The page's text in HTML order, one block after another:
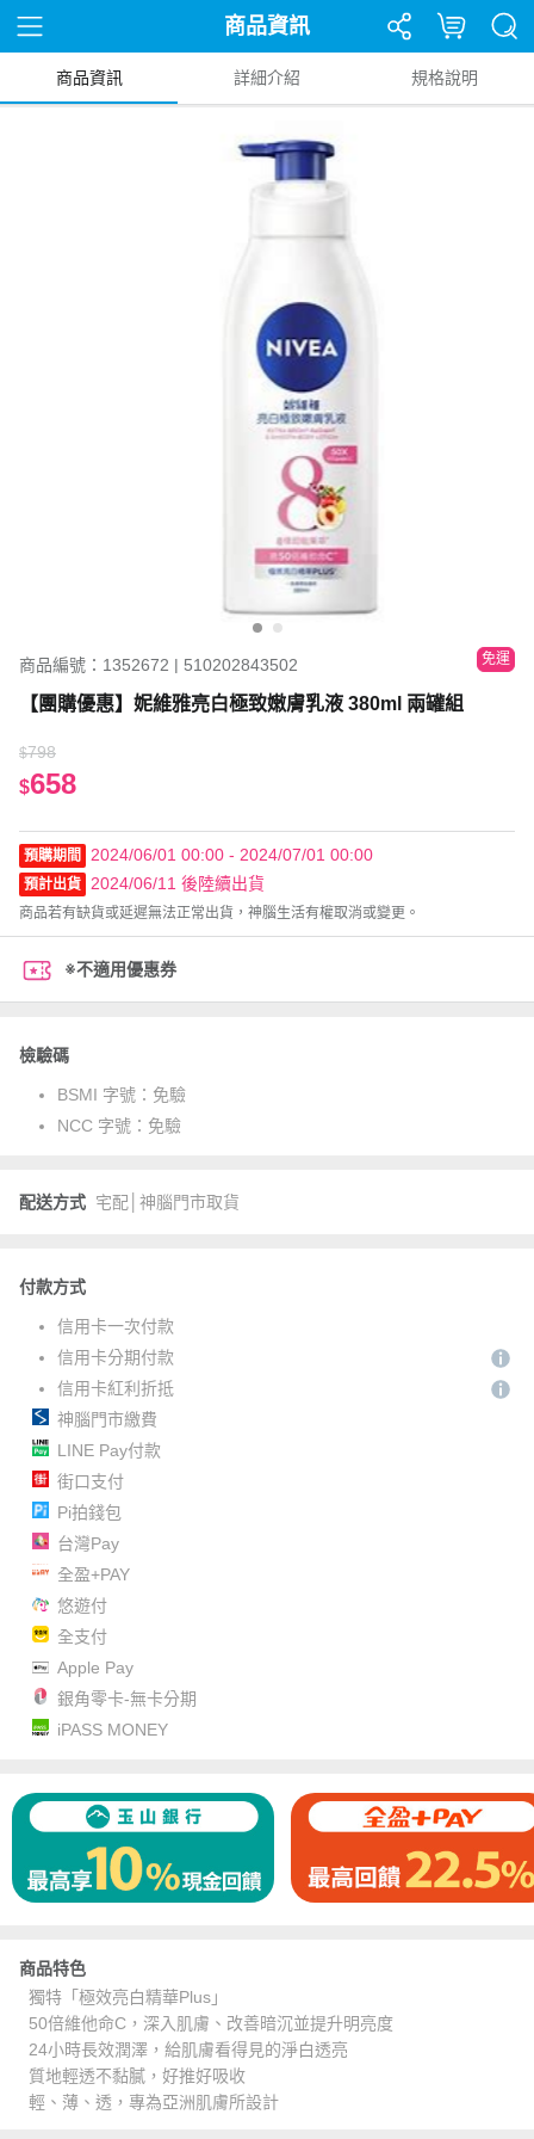
商品資訊
商品資訊 詳細介紹 規格說明
商品編號：1352672 | 510202843502 免運
【團購優惠】妮維雅亮白極致嫩膚乳液 380ml 兩罐組
$798
$658
預購期間 2024/06/01 00:00 - 2024/07/01 00:00
預計出貨 2024/06/11 後陸續出貨
商品若有缺貨或延遲無法正常出貨，神腦生活有權取消或變更。
※不適用優惠券
檢驗碼
BSMI 字號： 免驗
NCC 字號： 免驗
配送方式 宅配│神腦門市取貨
付款方式
信用卡一次付款
信用卡分期付款
信用卡紅利折抵
神腦門市繳費
LINE Pay付款
街口支付
Pi拍錢包
台灣Pay
全盈+PAY
悠遊付
全支付
Apple Pay
銀角零卡-無卡分期
iPASS MONEY
商品特色
獨特「極效亮白精華Plus」
50倍維他命C，深入肌膚、改善暗沉並提升明亮度
24小時長效潤澤，給肌膚看得見的淨白透亮
質地輕透不黏膩，好推好吸收
輕、薄、透，專為亞洲肌膚所設計